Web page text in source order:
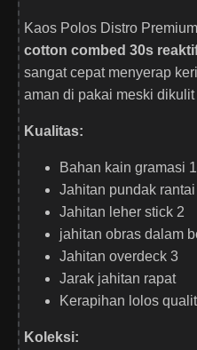
Kaos Polos Distro
cotton combed 30s
sangat cepat menyerap
aman di pakai meski
Kualitas:
Bahan kain gramasi
Jahitan pundak rantai
Jahitan leher stick 2
jahitan obras dalam
Jahitan overdeck 3
Jarak jahitan rapat
Kerapihan lolos
Koleksi: